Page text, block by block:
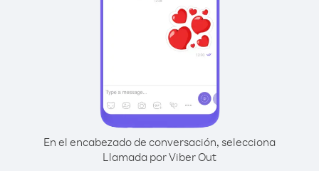
En el encabezado de conversación, selecciona
Llamada por Viber Out